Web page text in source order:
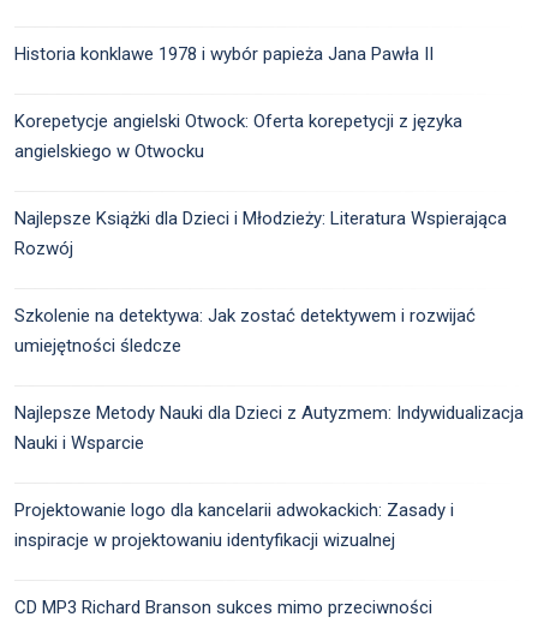
Historia konklawe 1978 i wybór papieża Jana Pawła II
Korepetycje angielski Otwock: Oferta korepetycji z języka
angielskiego w Otwocku
Najlepsze Książki dla Dzieci i Młodzieży: Literatura Wspierająca
Rozwój
Szkolenie na detektywa: Jak zostać detektywem i rozwijać
umiejętności śledcze
Najlepsze Metody Nauki dla Dzieci z Autyzmem: Indywidualizacja
Nauki i Wsparcie
Projektowanie logo dla kancelarii adwokackich: Zasady i
inspiracje w projektowaniu identyfikacji wizualnej
CD MP3 Richard Branson sukces mimo przeciwności